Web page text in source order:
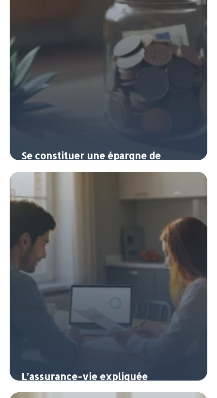
Se constituer une épargne de
précaution : combien et où la garder
L’assurance-vie expliquée
simplement : le couteau suisse de